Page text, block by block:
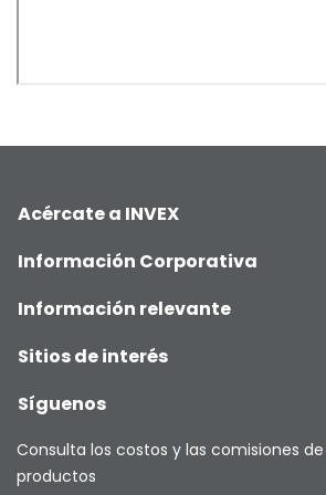
Acércate a INVEX
Información Corporativa
Información relevante
Sitios de interés
Síguenos
Consulta los costos y las comisiones
productos